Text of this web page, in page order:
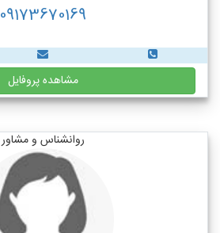
09173670169
مشاهده پروفایل
روانشناس و مشاور